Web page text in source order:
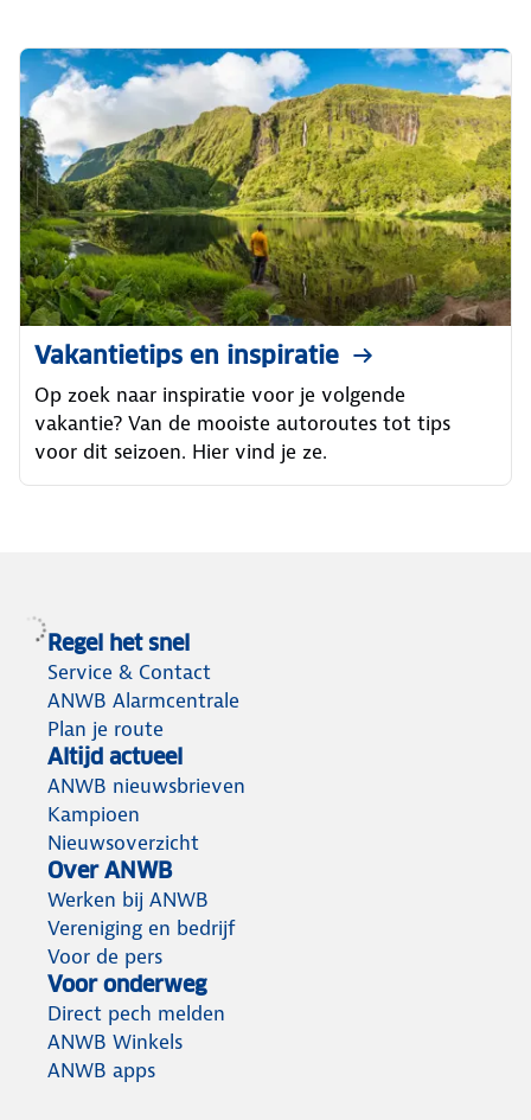
Vakantietips en inspiratie
Op zoek naar inspiratie voor je volgende
vakantie? Van de mooiste autoroutes tot tips
voor dit seizoen. Hier vind je ze.
Regel het snel
Service & Contact
ANWB Alarmcentrale
Plan je route
Altijd actueel
ANWB nieuwsbrieven
Kampioen
Nieuwsoverzicht
Over ANWB
Werken bij ANWB
Vereniging en bedrijf
Voor de pers
Voor onderweg
Direct pech melden
ANWB Winkels
ANWB apps